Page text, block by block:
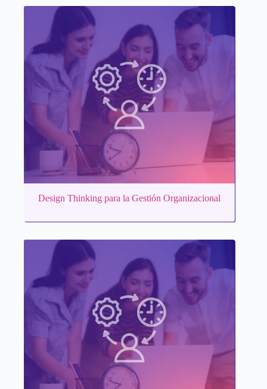
Design Thinking para la Gestión Organizacional